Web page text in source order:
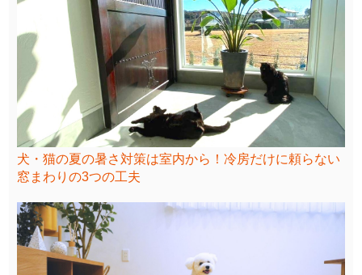
犬・猫の夏の暑さ対策は室内から！冷房だけに頼らない
窓まわりの3つの工夫